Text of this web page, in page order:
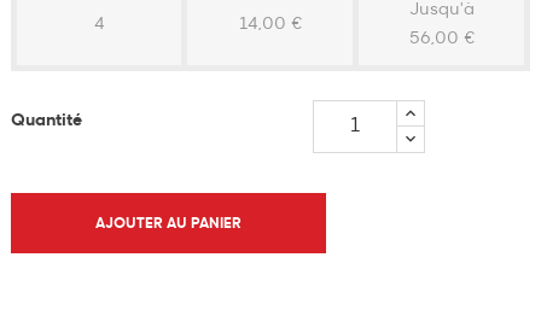
4 14,00 €
Jusqu'à
56,00 €
Quantité
AJOUTER AU PANIER